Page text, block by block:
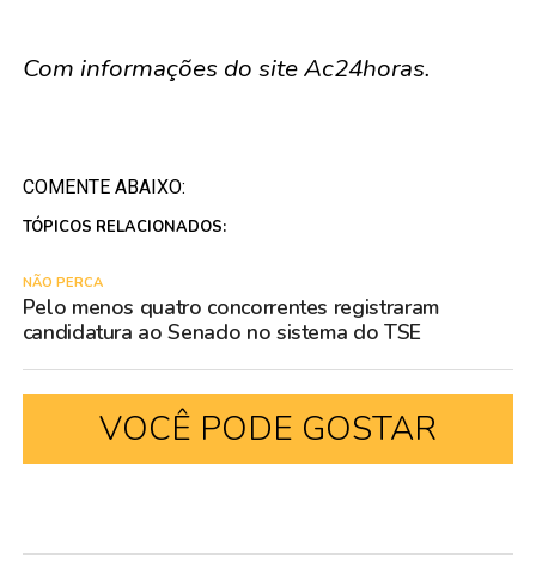
Com informações do site Ac24horas.
COMENTE ABAIXO:
TÓPICOS RELACIONADOS:
NÃO PERCA
Pelo menos quatro concorrentes registraram
candidatura ao Senado no sistema do TSE
VOCÊ PODE GOSTAR